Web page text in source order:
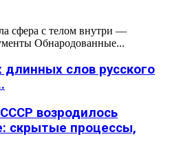
сфера с телом внутри —
Обнародованные...
слов русского
возродилось
скрытые процессы,